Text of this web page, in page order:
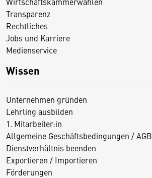
Transparenz
Rechtliches
Jobs und Karriere
Medienservice
Wissen
Unternehmen gründen
Lehrling ausbilden
1. Mitarbeiter:in
Allgemeine Geschäftsbedingungen / AGB
Dienstverhältnis beenden
Exportieren / Importieren
Förderungen